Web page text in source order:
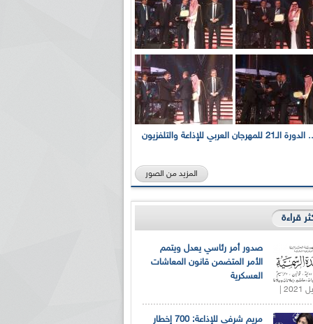
بالصور... الدورة الـ21 للمهرجان العربي للإذاعة والتلفزيون
المزيد من الصور
قراءة
صدور أمر رئاسي يعدل ويتمم
الأمر المتضمن قانون المعاشات
العسكرية
مريم شرفي للإذاعة: 700 إخطار